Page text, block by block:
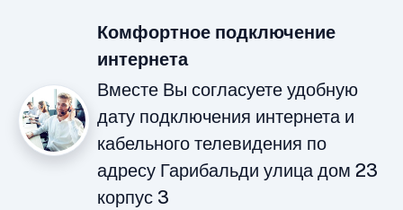
Комфортное подключение
интернета
Вместе Вы согласуете удобную
дату подключения интернета и
кабельного телевидения по
адресу Гарибальди улица дом 23
корпус 3